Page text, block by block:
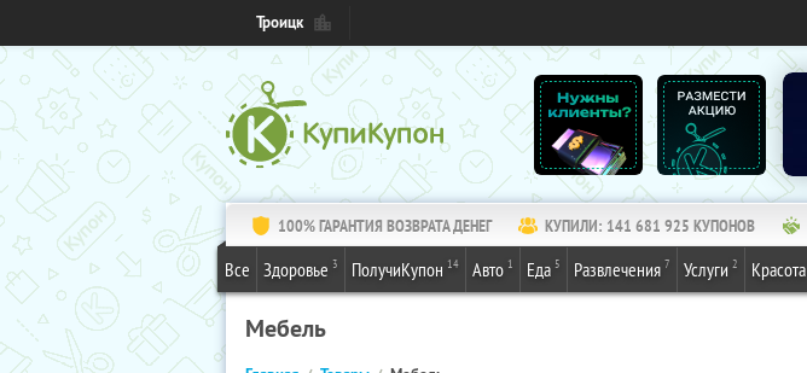
Троицк
100% ГАРАНТИЯ ВОЗВРАТА ДЕНЕГ КУПИЛИ: 141 681 925 КУПОНОВ
Все Здоровье 3 ПолучиКупон 14 Авто 1 Еда 5 Развлечения 7 Услуги 2 Красота
Мебель